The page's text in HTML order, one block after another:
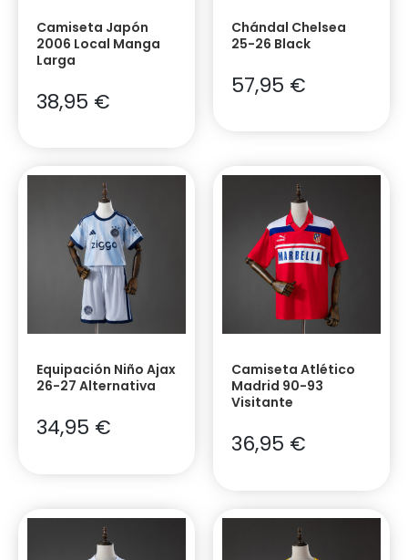
Camiseta Japón
2006 Local Manga
Larga
38,95 €
Chándal Chelsea
25-26 Black
57,95 €
Equipación Niño Ajax
26-27 Alternativa
34,95 €
Camiseta Atlético
Madrid 90-93
Visitante
36,95 €